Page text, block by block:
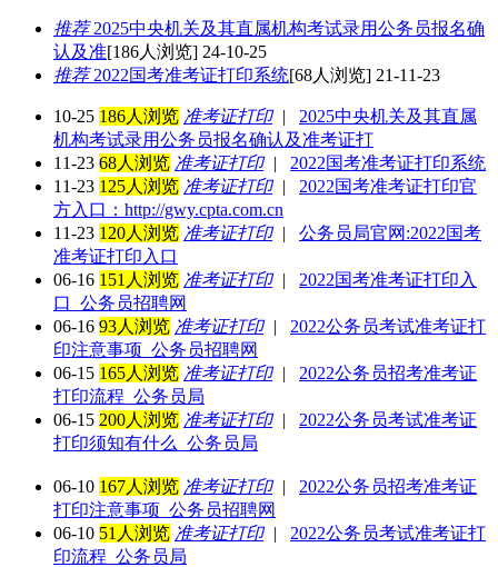
推荐2025中央机关及其直属机构考试录用公务员报名确
认及准[186人浏览] 24-10-25
推荐2022国考准考证打印系统[68人浏览] 21-11-23
10-25 186人浏览 准考证打印|
2025中央机关及其直属
机构考试录用公务员报名确认及准考证打
11-23 68人浏览 准考证打印|
2022国考准考证打印系统
11-23 125人浏览 准考证打印|
2022国考准考证打印官
方入口：http://gwy.cpta.com.cn
11-23 120人浏览 准考证打印|
公务员局官网:2022国考
准考证打印入口
06-16 151人浏览 准考证打印|
2022国考准考证打印入
口_公务员招聘网
06-16 93人浏览 准考证打印|
2022公务员考试准考证打
印注意事项_公务员招聘网
06-15 165人浏览 准考证打印|
2022公务员招考准考证
打印流程_公务员局
06-15 200人浏览 准考证打印|
2022公务员考试准考证
打印须知有什么_公务员局
06-10 167人浏览 准考证打印|
2022公务员招考准考证
打印注意事项_公务员招聘网
06-10 51人浏览 准考证打印|
2022公务员考试准考证打
印流程_公务员局